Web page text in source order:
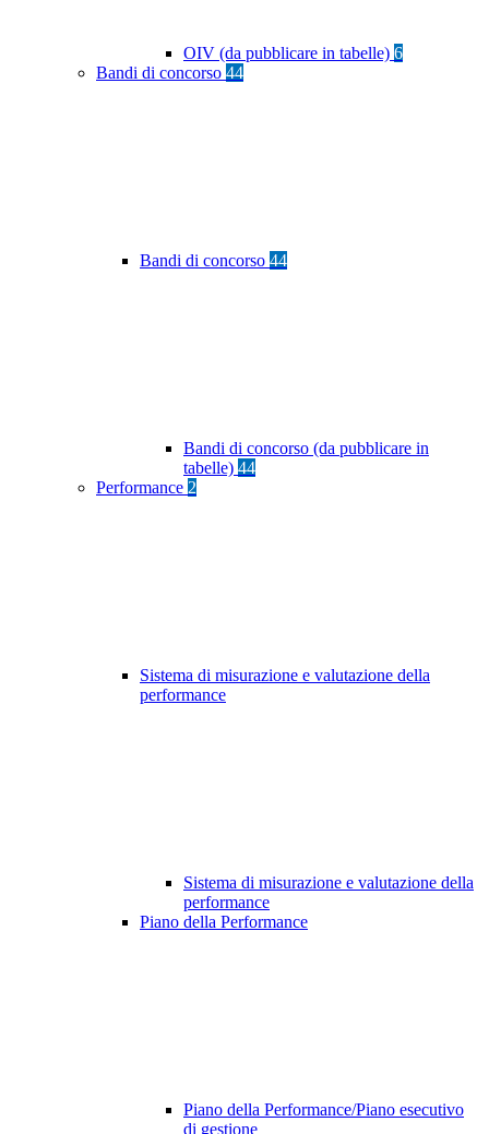
OIV (da pubblicare in tabelle) 6
Bandi di concorso 44
Bandi di concorso 44
Bandi di concorso (da pubblicare in
tabelle) 44
Performance 2
Sistema di misurazione e valutazione della
performance
Sistema di misurazione e valutazione della
performance
Piano della Performance
Piano della Performance/Piano esecutivo
di gestione